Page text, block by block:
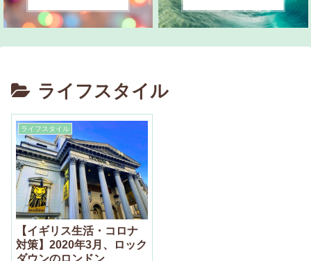
ライフスタイル
ライフスタイル
【イギリス生活・コロナ
対策】2020年3月、ロック
ダウンのロンドン